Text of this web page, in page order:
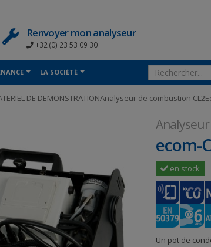
Renvoyer mon analyseur
+32 (0) 23 53 09 30
LA SOCIÉTÉ
DE DEMONSTRATIONAnalyseur de combustion
ecom-
en stock
Un pot de